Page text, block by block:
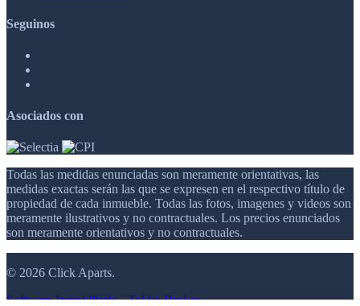
Seguinos
Asociados con
Todas las medidas enunciadas son meramente orientativas, las
medidas exactas serán las que se expresen en el respectivo título de
propiedad de cada inmueble. Todas las fotos, imagenes y videos son
meramente ilustrativos y no contractuales. Los precios enunciados
son meramente orientativos y no contractuales.
© 2026 Click Aparts.
Software Inmobiliario - Tokko Broker